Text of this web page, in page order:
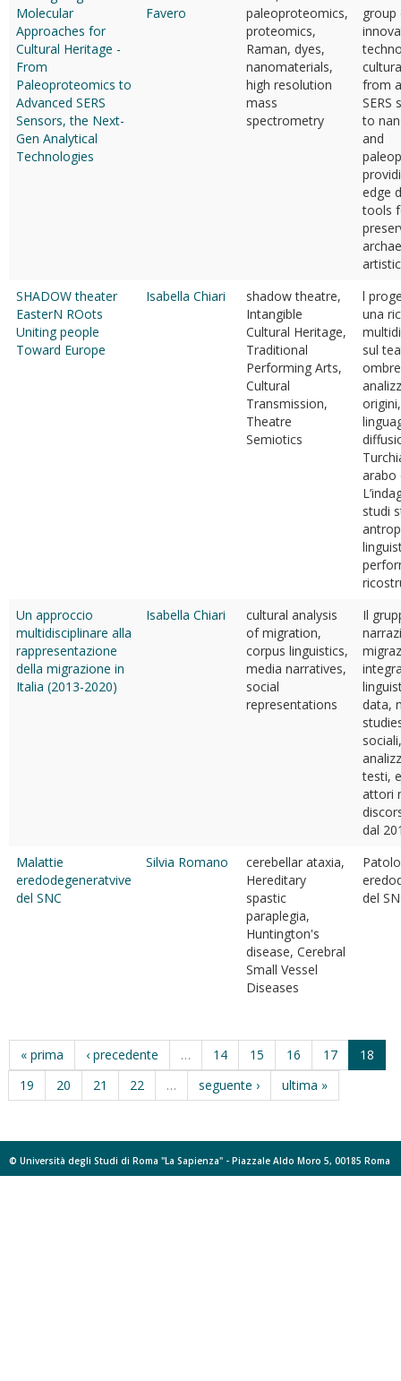
Molecular
Approaches for
Cultural Heritage -
From
Paleoproteomics to
Advanced SERS
Sensors, the Next-
Gen Analytical
Technologies
Favero
paleoproteomics,
proteomics,
Raman, dyes,
nanomaterials,
high resolution
mass
spectrometry
group
from
SERS
to
and
edge
tools
SHADOW theater
EasterN ROots
Uniting people
Toward Europe
Isabella Chiari
shadow theatre,
Intangible
Cultural Heritage,
Traditional
Performing Arts,
Cultural
Transmission,
Theatre
Semiotics
l
una
sul
arabo
studi
Un approccio
multidisciplinare alla
rappresentazione
della migrazione in
Italia (2013-2020)
Isabella Chiari
cultural analysis
of migration,
corpus linguistics,
media narratives,
social
representations
Il
data,
testi,
attori
dal
Malattie
eredodegeneratvive
del SNC
Silvia Romano
cerebellar ataxia,
Hereditary
spastic
paraplegia,
Huntington's
disease, Cerebral
Small Vessel
Diseases
del
« prima ‹ precedente … 14 15 16 17
18
19
20 21 22 … seguente › ultima »
© Università degli Studi di Roma "La Sapienza" - Piazzale Aldo Moro 5, 00185 Roma